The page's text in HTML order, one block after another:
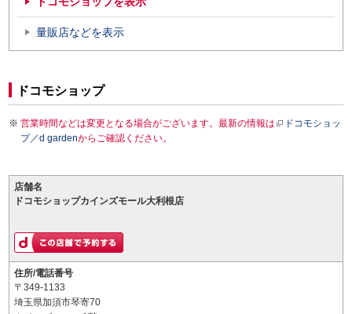
量販店などを表示
ドコモショップ
営業時間などは変更となる場合がございます。最新の情報は
ドコモショッ
プ／d gardenからご確認ください。
店舗名
ドコモショップカインズモール大利根店
住所/電話番号
〒349-1133
埼玉県加須市琴寄70